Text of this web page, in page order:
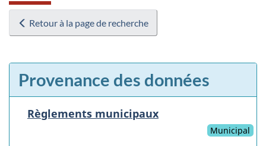
Retour à la page de recherche
Provenance des données
Règlements municipaux
Municipal